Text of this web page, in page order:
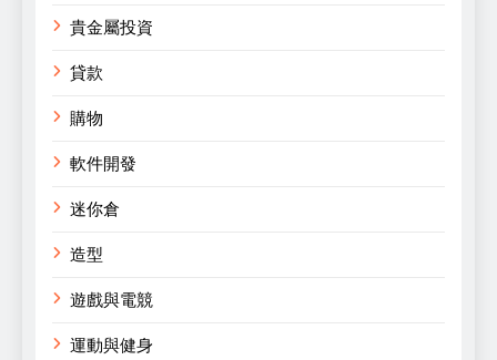
貴金屬投資
貸款
購物
軟件開發
迷你倉
造型
遊戲與電競
運動與健身